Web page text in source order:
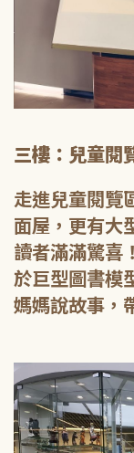
三樓：兒童閱
走進兒童閱覽
面屋，更有大
讀者滿滿驚喜
於巨型圖書模
媽媽說故事，